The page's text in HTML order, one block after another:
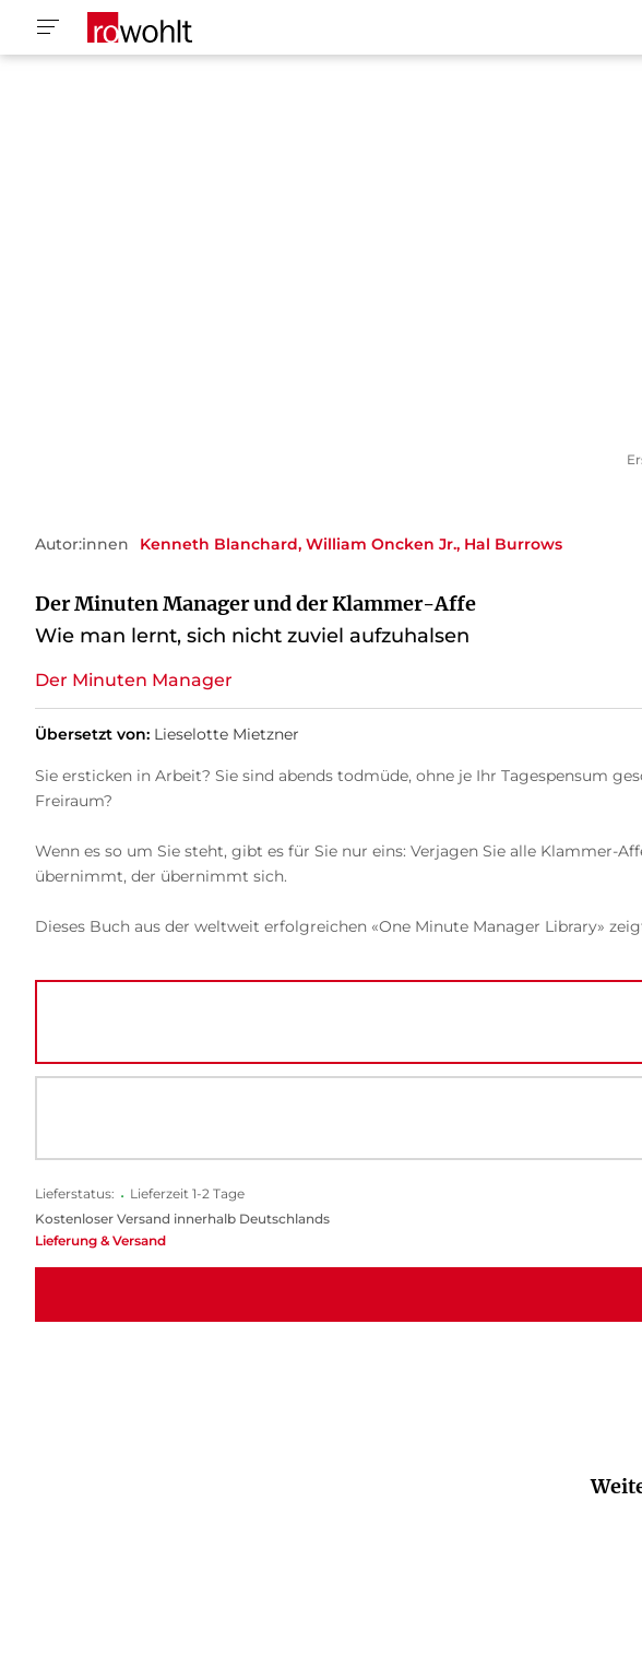
Autor:innen Kenneth Blanchard William Oncken Jr. Hal Burrows
Der Minuten Manager und der Klammer-Affe
Wie man lernt, sich nicht zuviel aufzuhalsen
Der Minuten Manager
Übersetzt von: Lieselotte Mietzner
Sie ersticken in Arbeit? Sie sind abends todmüde, ohne je Ihr Tagespensum
Freiraum?
Wenn es so um Sie steht, gibt es für Sie nur eins: Verjagen Sie alle Klammer-
übernimmt, der übernimmt sich.
Dieses Buch aus der weltweit erfolgreichen «One Minute Manager Library»
Lieferstatus: • Lieferzeit 1-2 Tage
Kostenloser Versand innerhalb Deutschlands
Lieferung & Versand